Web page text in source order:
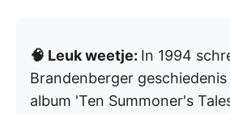
🧠 Leuk weetje: In 1994
Brandenberger
album 'Ten Summoner's